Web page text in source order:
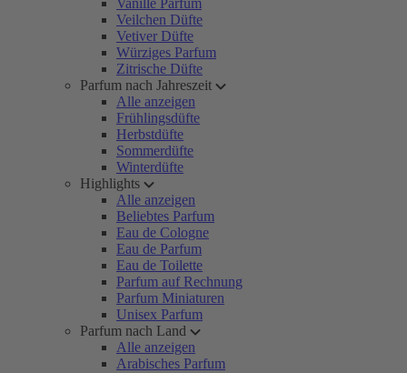
Vanille Parfum
Veilchen Düfte
Vetiver Düfte
Würziges Parfum
Zitrische Düfte
Parfum nach Jahreszeit
Alle anzeigen
Frühlingsdüfte
Herbstdüfte
Sommerdüfte
Winterdüfte
Highlights
Alle anzeigen
Beliebtes Parfum
Eau de Cologne
Eau de Parfum
Eau de Toilette
Parfum auf Rechnung
Parfum Miniaturen
Unisex Parfum
Parfum nach Land
Alle anzeigen
Arabisches Parfum